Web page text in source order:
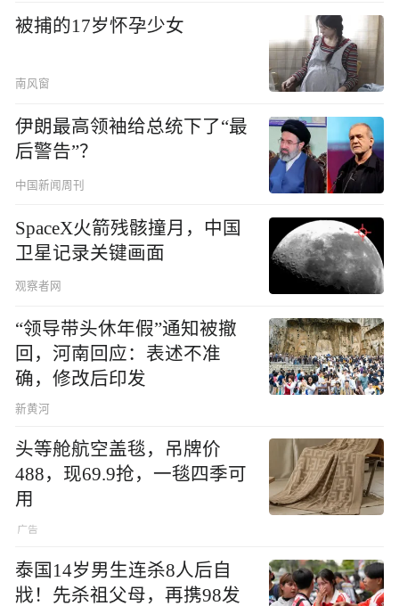
被捕的17岁怀孕少女
南风窗
伊朗最高领袖给总统下了“最
后警告”？
中国新闻周刊
SpaceX火箭残骸撞月，中国
卫星记录关键画面
观察者网
“领导带头休年假”通知被撤
回，河南回应：表述不准
确，修改后印发
新黄河
头等舱航空盖毯，吊牌价
488，现69.9抢，一毯四季可
用
泰国14岁男生连杀8人后自
戕！先杀祖父母，再携98发